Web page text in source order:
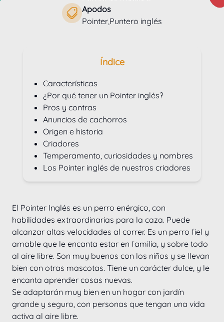
Apodos
Pointer,Puntero inglés
Índice
Características
¿Por qué tener un Pointer inglés?
Pros y contras
Anuncios de cachorros
Origen e historia
Criadores
Temperamento, curiosidades y nombres
Los Pointer inglés de nuestros criadores
El Pointer Inglés es un perro enérgico, con
habilidades extraordinarias para la caza. Puede
alcanzar altas velocidades al correr. Es un perro fiel y
amable que le encanta estar en familia, y sobre todo
al aire libre. Son muy buenos con los niños y se llevan
bien con otras mascotas. Tiene un carácter dulce, y le
encanta aprender cosas nuevas.
Se adaptarán muy bien en un hogar con jardín
grande y seguro, con personas que tengan una vida
activa al aire libre.